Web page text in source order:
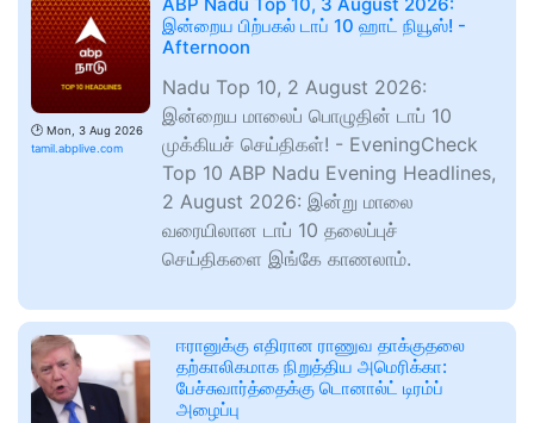
🕑 Mon, 3 Aug 2026
tamil.abplive.com
ABP Nadu Top 10, 3 August 2026:
இன்றைய பிற்பகல் டாப் 10 ஹாட் நியூஸ்! -
Afternoon
Nadu Top 10, 2 August 2026:
இன்றைய மாலைப் பொழுதின் டாப் 10
முக்கியச் செய்திகள்! - EveningCheck
Top 10 ABP Nadu Evening Headlines,
2 August 2026: இன்று மாலை
வரையிலான டாப் 10 தலைப்புச்
செய்திகளை இங்கே காணலாம்.
ஈரானுக்கு எதிரான ராணுவ தாக்குதலை
தற்காலிகமாக நிறுத்திய அமெரிக்கா:
பேச்சுவார்த்தைக்கு டொனால்ட் டிரம்ப்
அழைப்பு